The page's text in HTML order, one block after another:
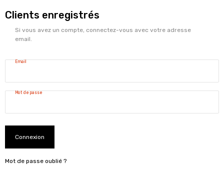
Clients enregistrés
Si vous avez un compte, connectez-vous avec votre adresse
email.
Email
Mot de passe
Connexion
Mot de passe oublié ?